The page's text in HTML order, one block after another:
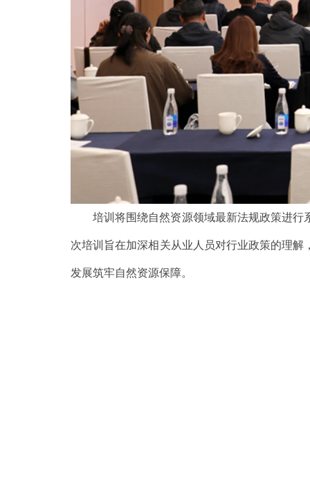
培训将围绕自然资源领域最新法规政策进
次培训旨在加深相关从业人员对行业政策的理
发展筑牢自然资源保障。